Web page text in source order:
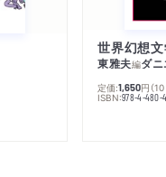
東雅夫編ダ
定価:1,650円 （
ISBN:978-4-480-